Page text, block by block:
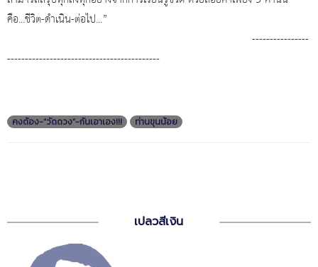
คือ...ชีวิต-ดำเนิน-ต่อไป...”
----------------
-------------------------------------------
คงต้อง-“วัดดวง”-กันเอาเอง!!! ท่านขุนน้อย
เปลวสีเงิน